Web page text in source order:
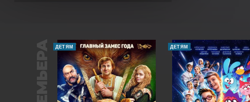
ПРЕМЬЕРА ДЕТЯМ ДЕТЯМ